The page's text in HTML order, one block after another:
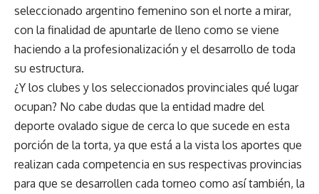
seleccionado argentino femenino son el norte a mirar,
con la finalidad de apuntarle de lleno como se viene
haciendo a la profesionalización y el desarrollo de toda
su estructura.
¿Y los clubes y los seleccionados provinciales qué lugar
ocupan? No cabe dudas que la entidad madre del
deporte ovalado sigue de cerca lo que sucede en esta
porción de la torta, ya que está a la vista los aportes que
realizan cada competencia en sus respectivas provincias
para que se desarrollen cada torneo como así también, la